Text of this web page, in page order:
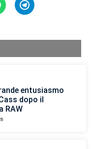
entusiasmo
dopo il
RAW